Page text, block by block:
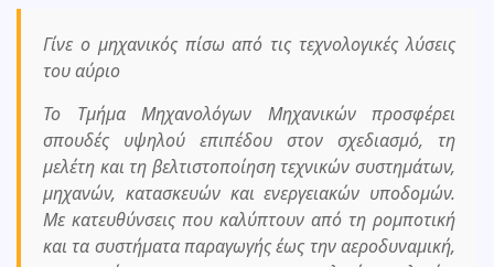
Γίνε ο μηχανικός πίσω από τις τεχνολογικές λύσεις
του αύριο
Το Τμήμα Μηχανολόγων Μηχανικών προσφέρει
σπουδές υψηλού επιπέδου στον σχεδιασμό, τη
μελέτη και τη βελτιστοποίηση τεχνικών συστημάτων,
μηχανών, κατασκευών και ενεργειακών υποδομών.
Με κατευθύνσεις που καλύπτουν από τη ρομποτική
και τα συστήματα παραγωγής έως την αεροδυναμική,